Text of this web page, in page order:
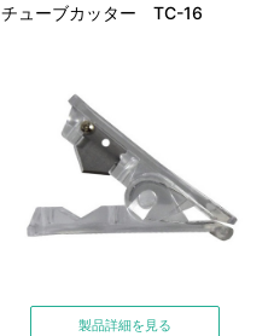
チューブカッター TC-16
製品詳細を見る